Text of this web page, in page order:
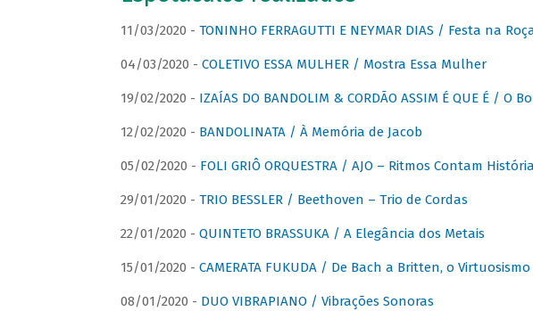
11/03/2020 - TONINHO FERRAGUTTI E NEYMAR DIAS / Festa na
04/03/2020 - COLETIVO ESSA MULHER / Mostra Essa Mulher
19/02/2020 - IZAÍAS DO BANDOLIM & CORDÃO ASSIM É QUE É / O
12/02/2020 - BANDOLINATA / À Memória de Jacob
05/02/2020 - FOLI GRIÔ ORQUESTRA / AJO – Ritmos Contam
29/01/2020 - TRIO BESSLER / Beethoven – Trio de Cordas
22/01/2020 - QUINTETO BRASSUKA / A Elegância dos Metais
15/01/2020 - CAMERATA FUKUDA / De Bach a Britten, o
08/01/2020 - DUO VIBRAPIANO / Vibrações Sonoras